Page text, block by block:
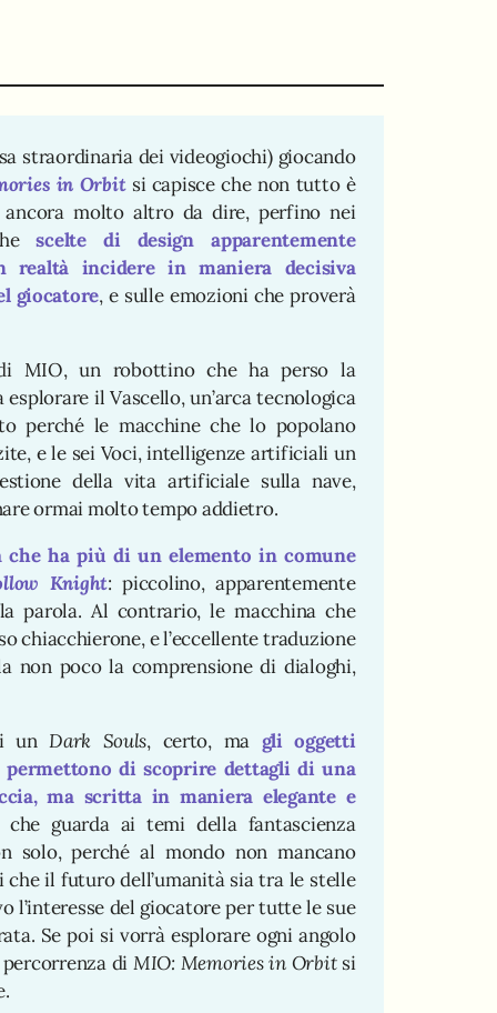
straordinaria dei videogiochi) giocando
in Orbitsi capisce che non tutto è
molto altro da dire, perfino nei
scelte di design apparentemente
realtà incidere in maniera decisiva
giocatore, e sulle emozioni che proverà
MIO, un robottino che ha perso la
il Vascello, un’arca tecnologica
perché le macchine che lo popolano
e le sei Voci, intelligenze artificiali un
della vita artificiale sulla nave,
ormai molto tempo addietro.
che ha più di un elemento in comune
Knight: piccolino, apparentemente
parola. Al contrario, le macchina che
chiacchierone, e l’eccellente traduzione
non poco la comprensione di dialoghi,
unDark Souls, certo, ma gli oggetti
di scoprire dettagli di una
ma scritta in maniera elegante e
guarda ai temi della fantascienza
solo, perché al mondo non mancano
il futuro dell’umanità sia tra le stelle
l’interesse del giocatore per tutte le sue
Se poi si vorrà esplorare ogni angolo
di MIO: Memories in Orbitsi